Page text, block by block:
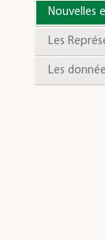
Nouvelles
Les
Les